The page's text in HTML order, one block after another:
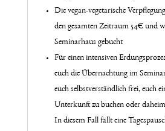
Die vegan-vegetarische
den gesamten Zeitraum 54€ und
Seminarhaus gebucht
Für einen intensiven
euch die Übernachtung im
euch selbstverständlich frei, euch
Unterkunft zu buchen oder
In diesem Fall fällt eine